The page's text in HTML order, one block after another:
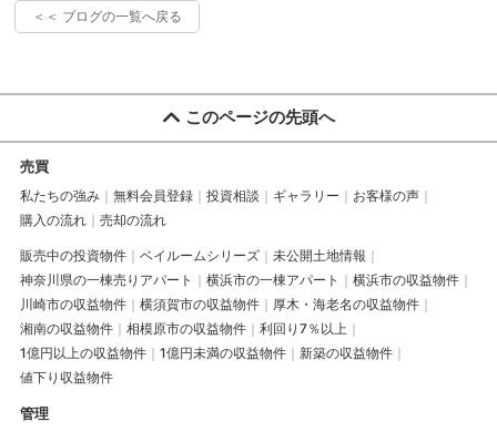
＜＜ ブログの一覧へ戻る
このページの先頭へ
売買
私たちの強み 無料会員登録 投資相談 ギャラリー
お客様の声
購入の流れ
売却の流れ
販売中の投資物件 ベイルームシリーズ
未公開土地情報
神奈川県の一棟売りアパート
横浜市の一棟アパート
横浜市の収益物件
川崎市の収益物件
横須賀市の収益物件
厚木・海老名の収益物件
湘南の収益物件
相模原市の収益物件
利回り7％以上
1億円以上の収益物件
1億円未満の収益物件
新築の収益物件
値下り収益物件
管理